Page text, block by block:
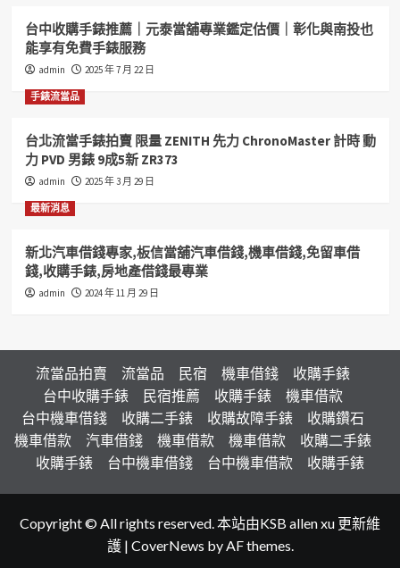
台中收購手錶推薦｜元泰當舖專業鑑定估價｜彰化與南投也
能享有免費手錶服務
admin 2025 年 7 月 22 日
手錶流當品
台北流當手錶拍賣 限量 ZENITH 先力 ChronoMaster 計時 動
力 PVD 男錶 9成5新 ZR373
admin 2025 年 3 月 29 日
最新消息
新北汽車借錢專家,板信當舖汽車借錢,機車借錢,免留車借
錢,收購手錶,房地產借錢最專業
admin 2024 年 11 月 29 日
流當品拍賣 流當品 民宿 機車借錢
收購手錶
台中收購手錶
民宿推薦 收購手錶
機車借款
台中機車借錢
收購二手錶 收購故障手錶
收購鑽石
機車借款
汽車借錢 機車借款 機車借款
收購二手錶
收購手錶
台中機車借錢 台中機車借款 收購手錶
Copyright © All rights reserved. 本站由KSB allen xu 更新維
護 | CoverNews by AF themes.